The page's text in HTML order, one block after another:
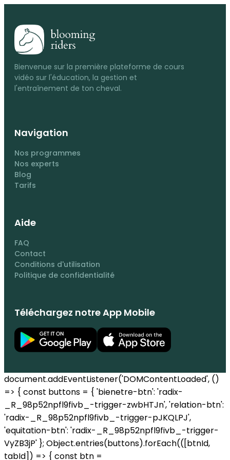
Bienvenue sur la première plateforme de cours
vidéo sur l'éducation, la gestion et
l'entraînement de ton cheval.
Navigation
Nos programmes
Nos experts
Blog
Tarifs
Aide
FAQ
Contact
Conditions d'utilisation
Politique de confidentialité
Téléchargez notre App Mobile
document.addEventListener('DOMContentLoaded', ()
=> { const buttons = { 'bienetre-btn': 'radix-
_R_98p52npfl9fivb_-trigger-zwbHTJn', 'relation-btn':
'radix-_R_98p52npfl9fivb_-trigger-pJKQLPJ',
'equitation-btn': 'radix-_R_98p52npfl9fivb_-trigger-
VyZB3jP' }; Object.entries(buttons).forEach(([btnId,
tabId]) => { const btn =